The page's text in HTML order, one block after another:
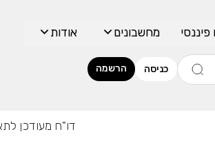
פיננסי מחשבונים אודות
כניסה הרשמה
דו"ח מעודכן לתאריך: